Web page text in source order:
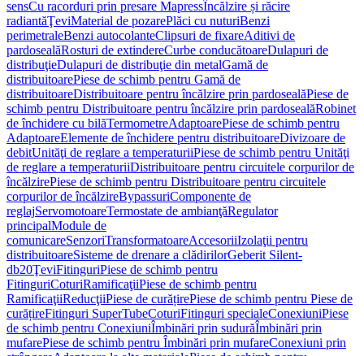
sensCu racorduri prin presare MapressÎncălzire și răcire
radiantăŢeviMaterial de pozarePlăci cu nuturiBenzi
perimetraleBenzi autocolanteClipsuri de fixareAditivi de
pardosealăRosturi de extindereCurbe conducătoareDulapuri de
distribuţieDulapuri de distribuţie din metalGamă de
distribuitoarePiese de schimb pentru Gamă de
distribuitoareDistribuitoare pentru încălzire prin pardosealăPiese de
schimb pentru Distribuitoare pentru încălzire prin pardosealăRobinet
de închidere cu bilăTermometreAdaptoarePiese de schimb pentru
AdaptoareElemente de închidere pentru distribuitoareDivizoare de
debitUnităţi de reglare a temperaturiiPiese de schimb pentru Unităţi
de reglare a temperaturiiDistribuitoare pentru circuitele corpurilor de
încălzirePiese de schimb pentru Distribuitoare pentru circuitele
corpurilor de încălzireBypassuriComponente de
reglajServomotoareTermostate de ambianţăRegulator
principalModule de
comunicareSenzoriTransformatoareAccesoriiIzolaţii pentru
distribuitoareSisteme de drenare a clădirilorGeberit Silent-
db20ŢeviFitinguriPiese de schimb pentru
FitinguriCoturiRamificaţiiPiese de schimb pentru
RamificaţiiReducţiiPiese de curățirePiese de schimb pentru Piese de
curățireFitinguri SuperTubeCoturiFitinguri specialeConexiuniPiese
de schimb pentru ConexiuniÎmbinări prin sudurăÎmbinări prin
mufarePiese de schimb pentru Îmbinări prin mufareConexiuni prin